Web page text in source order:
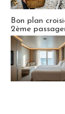
Bon plan
2ème